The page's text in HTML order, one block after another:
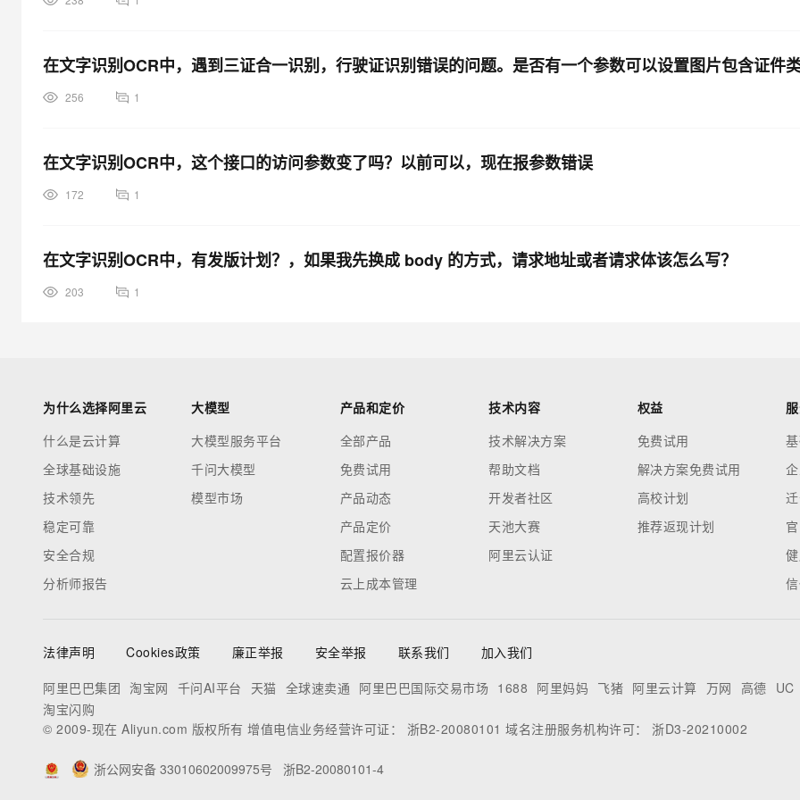
在文字识别OCR中，遇到三证合一识别，行驶证识别错误的问题。是否有一个参数可以设置图片包含证件
256 1
在文字识别OCR中，这个接口的访问参数变了吗？以前可以，现在报参数错误
172 1
在文字识别OCR中，有发版计划？，如果我先换成 body 的方式，请求地址或者请求体该怎么写？
203 1
为什么选择阿里云
什么是云计算
全球基础设施
技术领先
稳定可靠
安全合规
分析师报告
大模型
大模型服务平台
千问大模型
模型市场
产品和定价
全部产品
免费试用
产品动态
产品定价
配置报价器
云上成本管理
技术内容
技术解决方案
帮助文档
开发者社区
天池大赛
阿里云认证
权益
免费试用
解决方案免费试用
高校计划
推荐返现计划
法律声明 Cookies政策 廉正举报 安全举报 联系我们
加入我们
阿里巴巴集团 淘宝网 千问AI平台 天猫 全球速卖通 阿里巴巴国际交易市场 1688 阿里妈妈 飞猪 阿里云计算 万网 高德 UC
淘宝闪购
© 2009-现在 Aliyun.com 版权所有 增值电信业务经营许可证： 浙B2-20080101 域名注册服务机构许可： 浙D3-20210002
浙公网安备 33010602009975号 浙B2-20080101-4